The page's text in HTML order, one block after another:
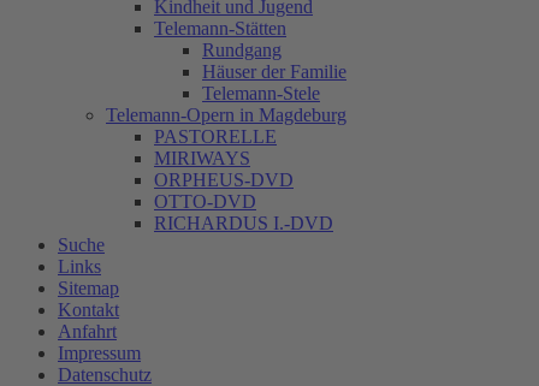
Kindheit und Jugend
Telemann-Stätten
Rundgang
Häuser der Familie
Telemann-Stele
Telemann-Opern in Magdeburg
PASTORELLE
MIRIWAYS
ORPHEUS-DVD
OTTO-DVD
RICHARDUS I.-DVD
Suche
Links
Sitemap
Kontakt
Anfahrt
Impressum
Datenschutz